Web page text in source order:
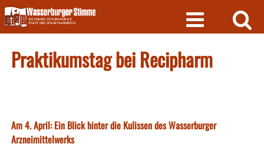
Skip
to
content
Praktikumstag bei Recipharm
Am 4. April: Ein Blick hinter die Kulissen des Wasserburger
Arzneimittelwerks